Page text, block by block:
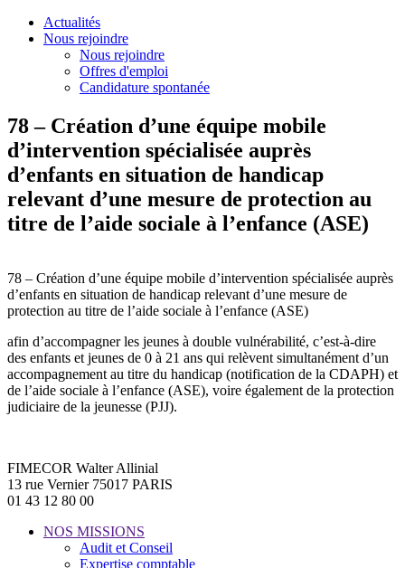
Actualités
Nous rejoindre
Nous rejoindre
Offres d'emploi
Candidature spontanée
78 – Création d’une équipe mobile
d’intervention spécialisée auprès
d’enfants en situation de handicap
relevant d’une mesure de protection au
titre de l’aide sociale à l’enfance (ASE)
78 – Création d’une équipe mobile d’intervention spécialisée auprès
d’enfants en situation de handicap relevant d’une mesure de
protection au titre de l’aide sociale à l’enfance (ASE)
afin d’accompagner les jeunes à double vulnérabilité, c’est-à-dire
des enfants et jeunes de 0 à 21 ans qui relèvent simultanément d’un
accompagnement au titre du handicap (notification de la CDAPH) et
de l’aide sociale à l’enfance (ASE), voire également de la protection
judiciaire de la jeunesse (PJJ).
FIMECOR Walter Allinial
13 rue Vernier 75017 PARIS
01 43 12 80 00
NOS MISSIONS
Audit et Conseil
Expertise comptable